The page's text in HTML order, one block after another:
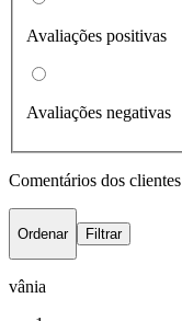
Avaliações positivas
Avaliações negativas
Comentários dos clientes
Ordenar Filtrar
vânia